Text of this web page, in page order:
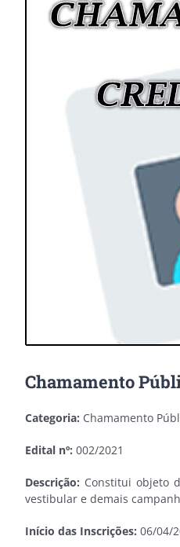
Image
Chamamento
Categoria: Chamamento
Edital nº: 002/2021
Descrição: Constitui objeto
vestibular e demais
Início das Inscrições: 06/04/